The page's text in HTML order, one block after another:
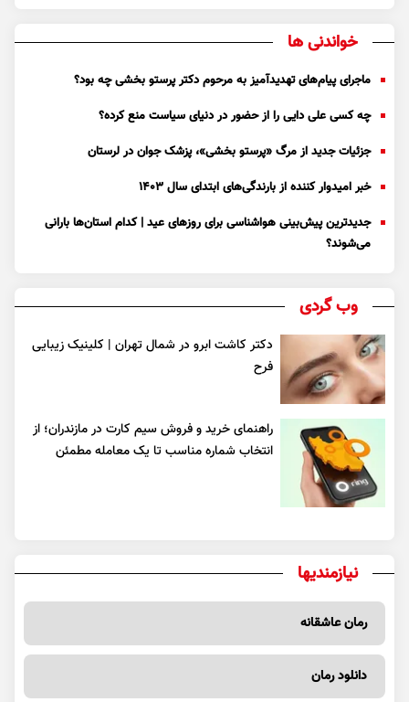
خواندنی ها
ماجرای پیام‌های تهدیدآمیز به مرحوم دکتر پرستو بخشی چه بود؟
چه کسی علی دایی را از حضور در دنیای سیاست منع کرده؟
جزئیات جدید از مرگ «پرستو بخشی»، پزشک جوان در لرستان
خبر امیدوار کننده از بارندگی‌های ابتدای سال ۱۴۰۳
جدیدترین پیش‌بینی هواشناسی برای روزهای عید | کدام استان‌ها بارانی
می‌شوند؟
وب گردی
دکتر کاشت ابرو در شمال تهران | کلینیک زیبایی
فرح
راهنمای خرید و فروش سیم کارت در مازندران؛ از
انتخاب شماره مناسب تا یک معامله مطمئن
نیازمندیها
رمان عاشقانه
دانلود رمان